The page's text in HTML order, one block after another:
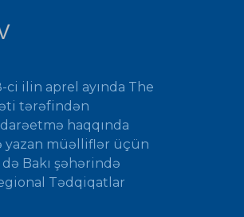
ci ilin aprel ayında The
tərəfindən
haqqında
yazan müəlliflər üçün
Bakı şəhərində
Tədqiqatlar